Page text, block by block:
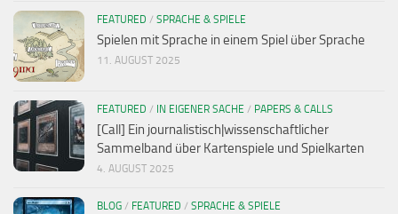
FEATURED / SPRACHE & SPIELE
Spielen mit Sprache in einem Spiel über Sprache
11. AUGUST 2025
FEATURED / IN EIGENER SACHE / PAPERS & CALLS
[Call] Ein journalistisch|wissenschaftlicher
Sammelband über Kartenspiele und Spielkarten
4. AUGUST 2025
BLOG / FEATURED / SPRACHE & SPIELE